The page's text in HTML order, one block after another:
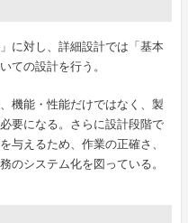
に対し、詳細設計では「基本
ての設計を行う。
機能・性能だけではなく、製
要になる。さらに設計段階で
与えるため、作業の正確さ、
のシステム化を図っている。